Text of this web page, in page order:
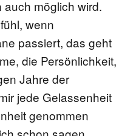
möglich wird.
wenn
passiert, das geht
die Persönlichkeit,
Jahre der
jede Gelassenheit
genommen